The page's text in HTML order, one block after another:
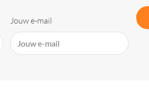
Jouw e-mail